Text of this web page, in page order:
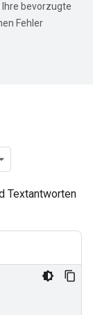
Ihre bevorzugte
Fehler
Textantworten